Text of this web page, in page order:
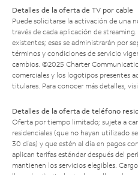
Detalles de la oferta de TV por cable
Puede solicitarse la activación de una
través de cada aplicación de
existentes; esas se administrarán por
términos y condiciones de servicio
cambios. ©2025 Charter
comerciales y los logotipos presentes
titulares. Para conocer más detalles,
Detalles de la oferta de teléfono
Oferta por tiempo limitado; sujeta a
residenciales (que no hayan utilizado
30 días) y que estén al día en pagos
aplican tarifas estándar después del
mantienen los servicios elegibles.